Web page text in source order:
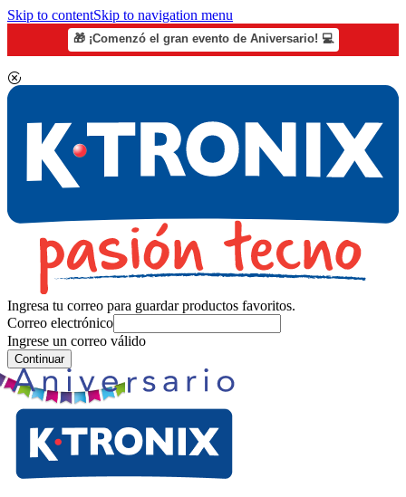
Skip to contentSkip to navigation menu
🎁 ¡Comenzó el gran evento de Aniversario! 💻
Ingresa tu correo para guardar productos favoritos.
Correo electrónico
Ingrese un correo válido
Continuar